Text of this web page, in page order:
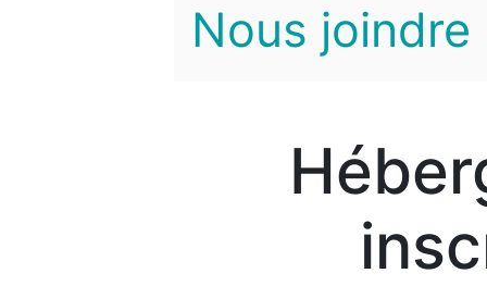
Nous joindre